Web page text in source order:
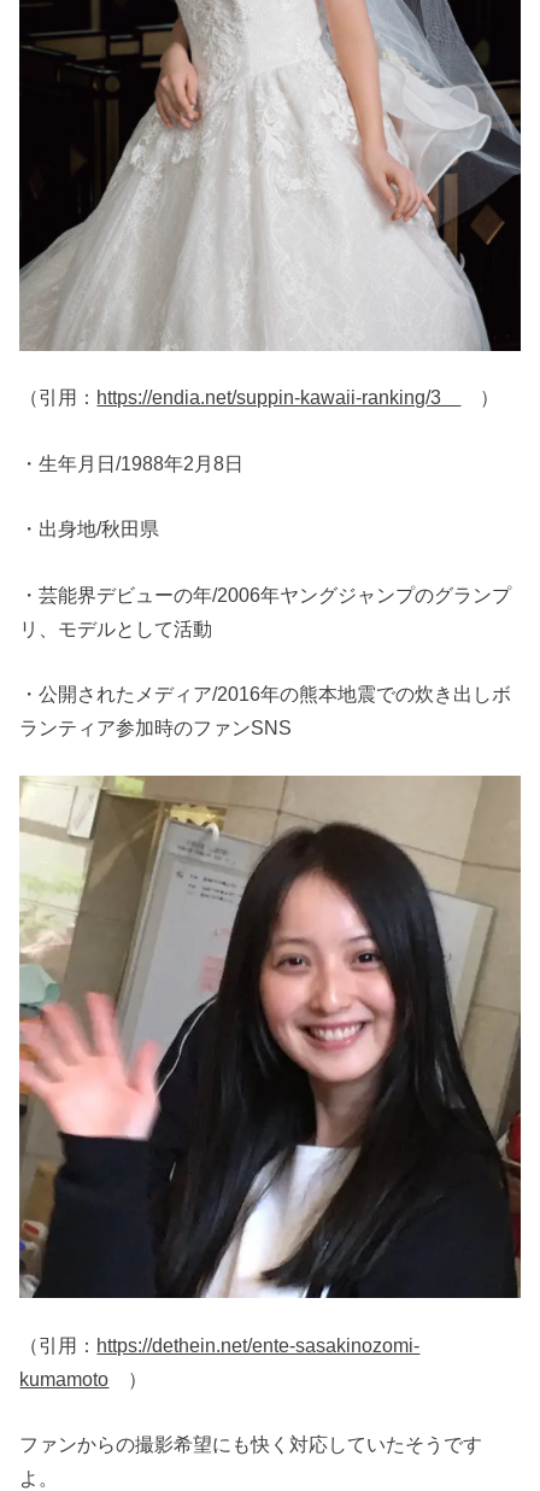
（引用： https://endia.net/suppin-kawaii-ranking/3 ）
・生年月日/1988年2月8日
・出身地/秋田県
・芸能界デビューの年/2006年ヤングジャンプのグランプ
リ、モデルとして活動
・公開されたメディア/2016年の熊本地震での炊き出しボ
ランティア参加時のファンSNS
（引用： https://dethein.net/ente-sasakinozomi-
kumamoto ）
ファンからの撮影希望にも快く対応していたそうです
よ。